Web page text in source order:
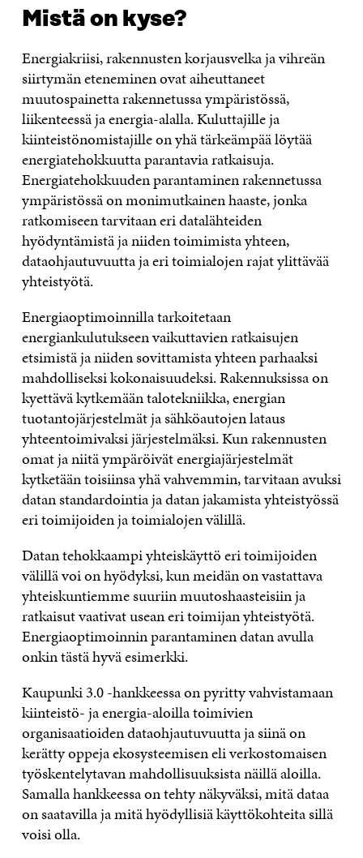
Mistä on kyse?
Energiakriisi, rakennusten korjausvelka ja vihreän
siirtymän eteneminen ovat aiheuttaneet
muutospainetta rakennetussa ympäristössä,
liikenteessä ja energia-alalla. Kuluttajille ja
kiinteistönomistajille on yhä tärkeämpää löytää
energiatehokkuutta parantavia ratkaisuja.
Energiatehokkuuden parantaminen rakennetussa
ympäristössä on monimutkainen haaste, jonka
ratkomiseen tarvitaan eri datalähteiden
hyödyntämistä ja niiden toimimista yhteen,
dataohjautuvuutta ja eri toimialojen rajat ylittävää
yhteistyötä.
Energiaoptimoinnilla tarkoitetaan
energiankulutukseen vaikuttavien ratkaisujen
etsimistä ja niiden sovittamista yhteen parhaaksi
mahdolliseksi kokonaisuudeksi. Rakennuksissa on
kyettävä kytkemään talotekniikka, energian
tuotantojärjestelmät ja sähköautojen lataus
yhteentoimivaksi järjestelmäksi. Kun rakennusten
omat ja niitä ympäröivät energiajärjestelmät
kytketään toisiinsa yhä vahvemmin, tarvitaan avuksi
datan standardointia ja datan jakamista yhteistyössä
eri toimijoiden ja toimialojen välillä.
Datan tehokkaampi yhteiskäyttö eri toimijoiden
välillä voi on hyödyksi, kun meidän on vastattava
yhteiskuntiemme suuriin muutoshaasteisiin ja
ratkaisut vaativat usean eri toimijan yhteistyötä.
Energiaoptimoinnin parantaminen datan avulla
onkin tästä hyvä esimerkki.
Kaupunki 3.0 -hankkeessa on pyritty vahvistamaan
kiinteistö- ja energia-aloilla toimivien
organisaatioiden dataohjautuvuutta ja siinä on
kerätty oppeja ekosysteemisen eli verkostomaisen
työskentelytavan mahdollisuuksista näillä aloilla.
Samalla hankkeessa on tehty näkyväksi, mitä dataa
on saatavilla ja mitä hyödyllisiä käyttökohteita sillä
voisi olla.